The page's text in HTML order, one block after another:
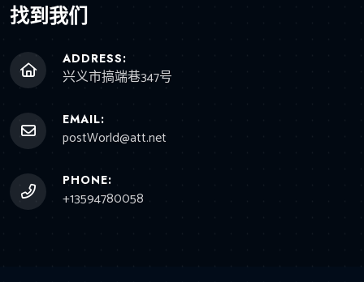
找到我们
ADDRESS:
兴义市搞端巷347号
EMAIL:
postWorld@att.net
PHONE:
+13594780058